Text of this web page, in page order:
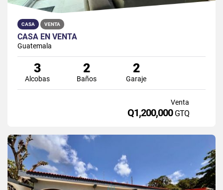
CASA VENTA
CASA EN VENTA
Guatemala
3
Alcobas
2
Baños
2
Garaje
Venta
Q1,200,000 GTQ